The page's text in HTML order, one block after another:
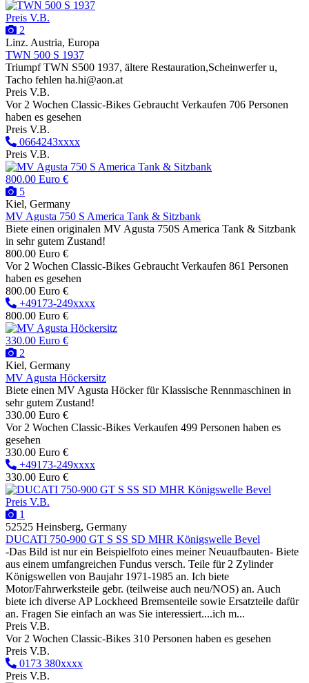
Preis V.B.
2
Linz. Austria, Europa
TWN 500 S 1937
Triumpf TWN S500 1937, ältere Restauration,Scheinwerfer u,
Tacho fehlen ha.hi@aon.at
Preis V.B.
Vor 2 Wochen Classic-Bikes Gebraucht Verkaufen 706 Personen
haben es gesehen
Preis V.B.
0664243xxxx
Preis V.B.
800.00 Euro €
5
Kiel, Germany
MV Agusta 750 S America Tank & Sitzbank
Biete einen originalen MV Agusta 750S America Tank & Sitzbank
in sehr gutem Zustand!
800.00 Euro €
Vor 2 Wochen Classic-Bikes Gebraucht Verkaufen 861 Personen
haben es gesehen
800.00 Euro €
+49173-249xxxx
800.00 Euro €
330.00 Euro €
2
Kiel, Germany
MV Agusta Höckersitz
Biete einen MV Agusta Höcker für Klassische Rennmaschinen in
sehr gutem Zustand!
330.00 Euro €
Vor 2 Wochen Classic-Bikes Verkaufen 499 Personen haben es
gesehen
330.00 Euro €
+49173-249xxxx
330.00 Euro €
Preis V.B.
1
52525 Heinsberg, Germany
DUCATI 750-900 GT S SS SD MHR Königswelle Bevel
-Das Bild ist nur ein Beispielfoto eines meiner Neuaufbauten- Biete
aus einem umfangreichen Fundus versch. Teile für 2 Zylinder
Königswellen von Baujahr 1971-1985 an. Ich biete
Motor/Fahrwerksteile gebr. (teilweise auch neu/NOS) an. Auch
biete ich diverse AP Lockheed Bremsenteile sowie Ersatzteile dafür
an. Fragen Sie einfach an was Sie interessiert....ich m...
Preis V.B.
Vor 2 Wochen Classic-Bikes 310 Personen haben es gesehen
Preis V.B.
0173 380xxxx
Preis V.B.